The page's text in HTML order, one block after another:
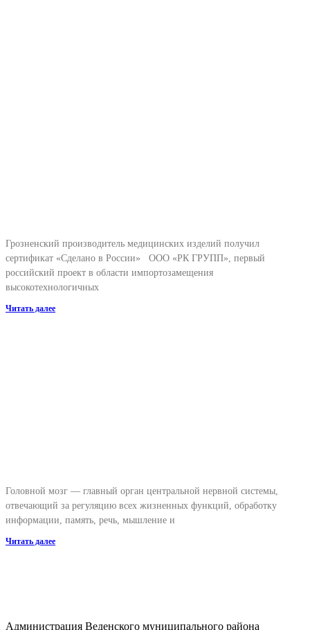
Грозненский производитель медицинских изделий получил
сертификат «Сделано в России» ООО «РК ГРУПП», первый
российский проект в области импортозамещения
высокотехнологичных
Читать далее
Головной мозг — главный орган центральной нервной системы,
отвечающий за регуляцию всех жизненных функций, обработку
информации, память, речь, мышление и
Читать далее
Администрация Веденского муниципального района